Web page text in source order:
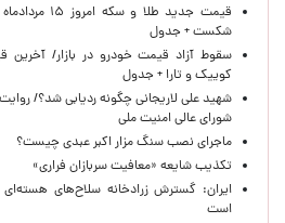
شکست + جدول
سقوط آزاد قیمت خودرو در بازار/ آخرین
کوییک و تارا + جدول
شهید علی لاریجانی چگونه ردیابی شد؟/
شورای عالی امنیت ملی
ماجرای نصب سنگ مزار اکبر عبدی چیست؟
تکذیب شایعه «معافیت سربازان فراری»
ایران: گسترش زرادخانه سلاح‌های
است